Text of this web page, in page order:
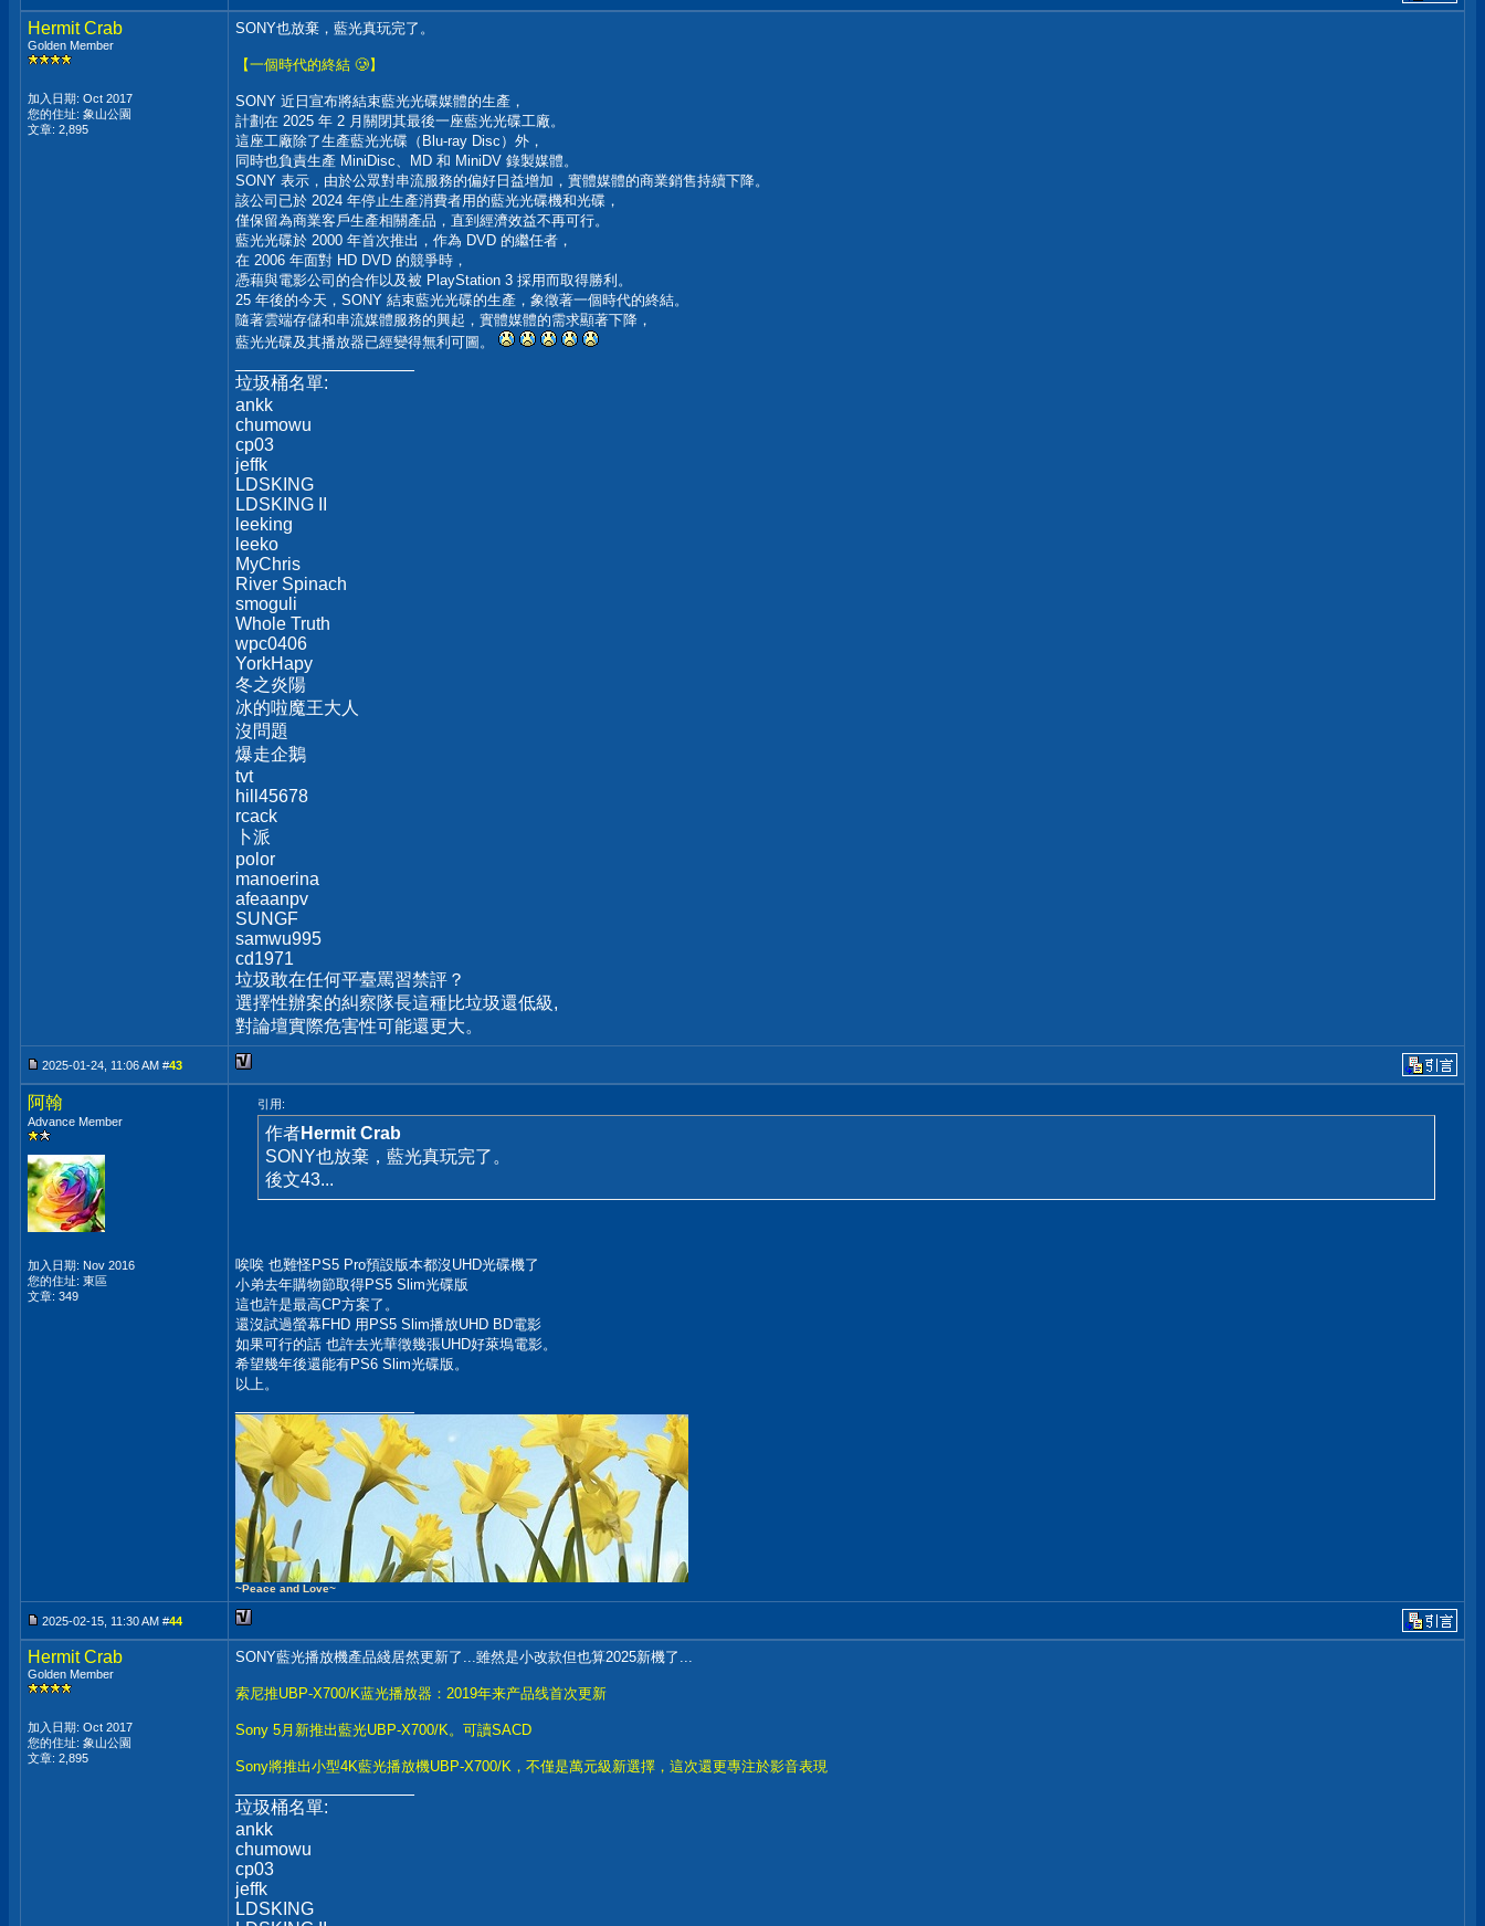
Hermit Crab
Golden Member
加入日期: Oct 2017
您的住址: 象山公園
文章: 2,895
SONY也放棄，藍光真玩完了。
【一個時代的終結 🥲】
SONY 近日宣布將結束藍光光碟媒體的生產，
計劃在 2025 年 2 月關閉其最後一座藍光光碟工廠。
這座工廠除了生產藍光光碟（Blu-ray Disc）外，
同時也負責生產 MiniDisc、MD 和 MiniDV 錄製媒體。
SONY 表示，由於公眾對串流服務的偏好日益增加，實體媒體的商業銷售持續下降。
該公司已於 2024 年停止生產消費者用的藍光光碟機和光碟，
僅保留為商業客戶生產相關產品，直到經濟效益不再可行。
藍光光碟於 2000 年首次推出，作為 DVD 的繼任者，
在 2006 年面對 HD DVD 的競爭時，
憑藉與電影公司的合作以及被 PlayStation 3 採用而取得勝利。
25 年後的今天，SONY 結束藍光光碟的生產，象徵著一個時代的終結。
隨著雲端存儲和串流媒體服務的興起，實體媒體的需求顯著下降，
藍光光碟及其播放器已經變得無利可圖。
垃圾桶名單:
ankk
chumowu
cp03
jeffk
LDSKING
LDSKING II
leeking
leeko
MyChris
River Spinach
smoguli
Whole Truth
wpc0406
YorkHapy
冬之炎陽
冰的啦魔王大人
沒問題
爆走企鵝
tvt
hill45678
rcack
卜派
polor
manoerina
afeaanpv
SUNGF
samwu995
cd1971
垃圾敢在任何平臺罵習禁評？
選擇性辦案的糾察隊長這種比垃圾還低級,
對論壇實際危害性可能還更大。
2025-01-24, 11:06 AM #43
阿翰
Advance Member
加入日期: Nov 2016
您的住址: 東區
文章: 349
引用:
作者Hermit Crab
SONY也放棄，藍光真玩完了。
後文43...
唉唉 也難怪PS5 Pro預設版本都沒UHD光碟機了
小弟去年購物節取得PS5 Slim光碟版
這也許是最高CP方案了。
還沒試過螢幕FHD 用PS5 Slim播放UHD BD電影
如果可行的話 也許去光華徵幾張UHD好萊塢電影。
希望幾年後還能有PS6 Slim光碟版。
以上。
~Peace and Love~
2025-02-15, 11:30 AM #44
Hermit Crab
Golden Member
加入日期: Oct 2017
您的住址: 象山公園
文章: 2,895
SONY藍光播放機產品綫居然更新了...雖然是小改款但也算2025新機了...
索尼推UBP-X700/K蓝光播放器：2019年来产品线首次更新
Sony 5月新推出藍光UBP-X700/K。可讀SACD
Sony將推出小型4K藍光播放機UBP-X700/K，不僅是萬元級新選擇，這次還更專注於影音表現
垃圾桶名單:
ankk
chumowu
cp03
jeffk
LDSKING